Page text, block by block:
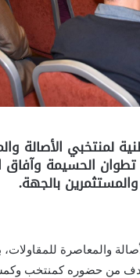
الأصالة
الحسيمة وآفاق
بالجهة.
والمعاصرة للمقاولات،
من حضوره كمنتخب